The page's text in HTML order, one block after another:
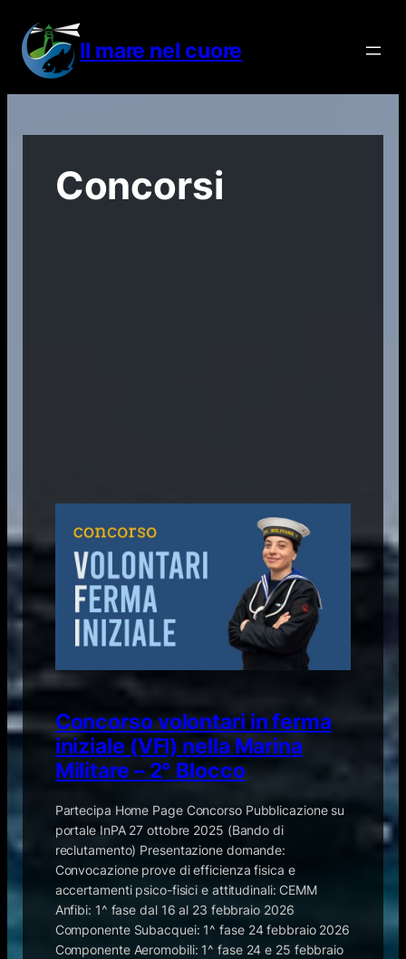
contenuto
Il mare nel cuore
Concorsi
Concorso volontari in ferma
iniziale (VFI) nella Marina
Militare – 2° Blocco
Partecipa Home Page Concorso ​Pubblicazione su
portale InPA 27 ottobre 2025 (Bando di
reclutamento) ​Presentazione domande:
Convocazione prove di efficienza fisica e
accertamenti psico-fisici e attitudinali: CEMM
Anfibi: 1^ fase dal 16 al 23 febbraio 2026
Componente Subacquei: 1^ fase 24 febbraio 2026
Componente Aeromobili: 1^ fase 24 e 25 febbraio